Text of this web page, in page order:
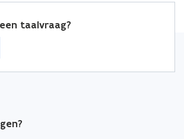
taalvraag?